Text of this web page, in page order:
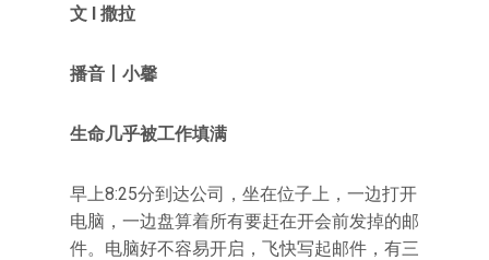
文 l 撒拉
播音丨小馨
生命几乎被工作填满
早上8:25分到达公司，坐在位子上，一边打开
电脑，一边盘算着所有要赶在开会前发掉的邮
件。电脑好不容易开启，飞快写起邮件，有三